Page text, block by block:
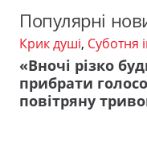
Популярні
Крик душі, Суботня
«Вночі різко
прибрати
повітряну